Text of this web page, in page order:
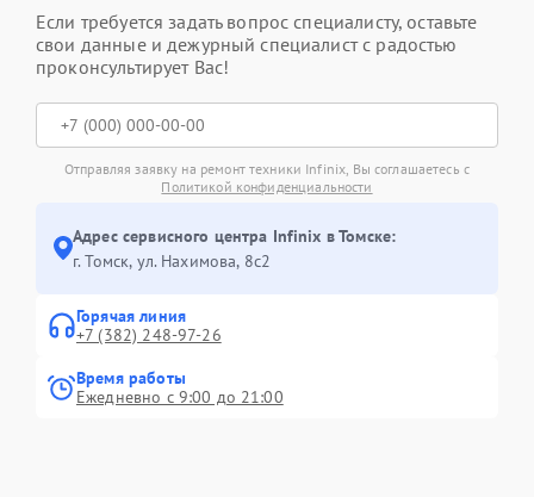
Если требуется задать вопрос специалисту, оставьте
свои данные и дежурный специалист с радостью
проконсультирует Вас!
Отправляя заявку на ремонт техники Infinix, Вы соглашаетесь с
Политикой конфиденциальности
Адрес сервисного центра Infinix в Томске:
г. Томск, ул. Нахимова, 8с2
Горячая линия
+7 (382) 248-97-26
Время работы
Ежедневно с 9:00 до 21:00